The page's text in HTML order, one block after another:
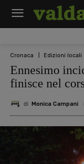
Cronaca Edizioni locali
Ennesimo
finisce nel
di Monica Campani